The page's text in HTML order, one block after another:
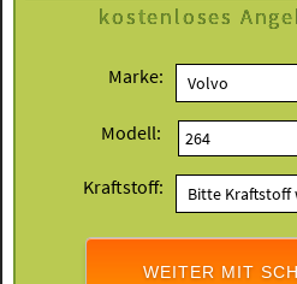
kostenloses
Marke:
Modell:
Kraftstoff:
WEITER MIT